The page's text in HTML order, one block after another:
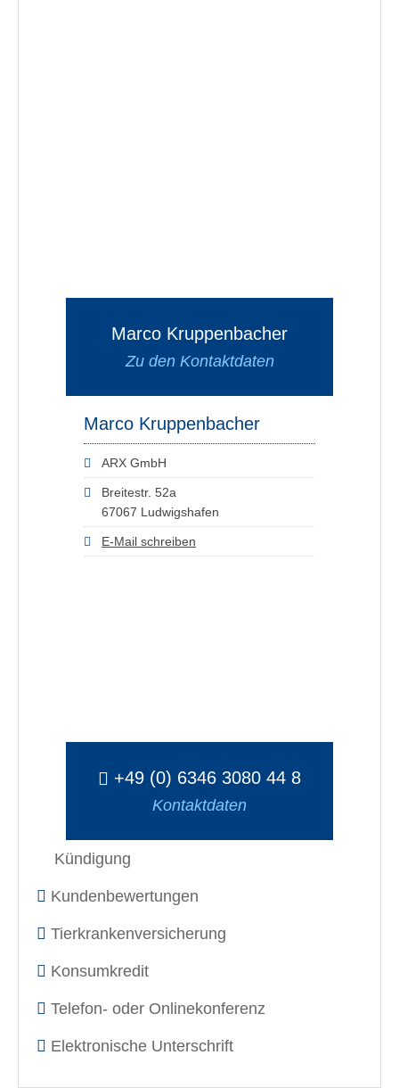
Marco Kruppenbacher
Zu den Kontaktdaten
Marco Kruppenbacher
ARX GmbH
Breitestr. 52a
67067 Ludwigshafen
E-Mail schreiben
+49 (0) 6346 3080 44 8
Kontaktdaten
Kündigung
Kundenbewertungen
Tierkrankenversicherung
Konsumkredit
Telefon- oder Onlinekonferenz
Elektronische Unterschrift